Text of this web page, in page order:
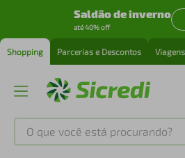
Saldão de inverno
até 40% off
Shopping Parcerias e Descontos Viagens
O que você está procurando?